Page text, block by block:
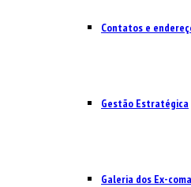
Contatos e
Gestão Estratégica
Galeria dos Ex-